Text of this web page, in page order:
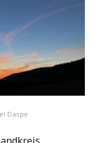
Daspe